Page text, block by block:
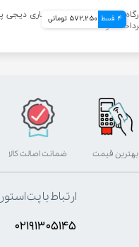
4 قسط 572,250 تومانی
بهترین قیمت ضمانت اصالت کالا
ارتباط با پت استور
۰۲۱۹۱۳۰۵۱۴۵